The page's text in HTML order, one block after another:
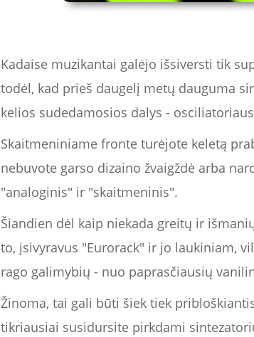
Kadaise muzikantai galėjo išsiversti tik
todėl, kad prieš daugelį metų dauguma
kelios sudedamosios dalys -
Skaitmeniniame fronte turėjote keletą
nebuvote garso dizaino žvaigždė arba
"analoginis" ir "skaitmeninis".
Šiandien dėl kaip niekada greitų ir
to, įsivyravus "Eurorack" ir jo laukiniam,
rago galimybių - nuo paprasčiausių
Žinoma, tai gali būti šiek tiek
tikriausiai susidursite pirkdami